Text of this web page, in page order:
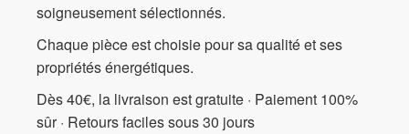
soigneusement sélectionnés.
Chaque pièce est choisie pour sa qualité et ses
propriétés énergétiques.
Dès 40€, la livraison est gratuite · Paiement 100%
sûr · Retours faciles sous 30 jours